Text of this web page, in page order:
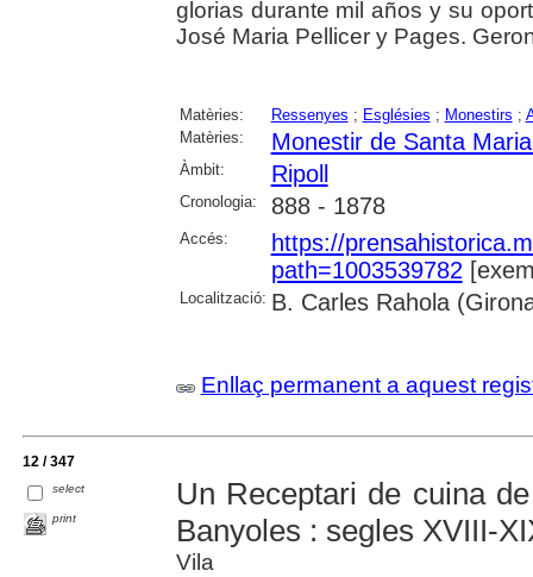
glorias durante mil años y su
José Maria Pellicer y Pages.
Matèries: Ressenyes ; Esglésies ; Monestirs ;
Matèries:
Monestir de Santa
Àmbit: Ripoll
Cronologia: 888 - 1878
Accés:
https://
path=1003539782
Localització: B. Carles Rahola
Enllaç permanent a aquest
12 / 347
select
print
Un Receptari de cuina
Banyoles : segles XVIII-
Vila